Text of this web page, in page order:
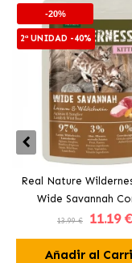
-20%
2ª UNIDAD -40%
Real Nature
Wide Savannah
Húmeda Para
13.99 € 11.19 €
Añadir al